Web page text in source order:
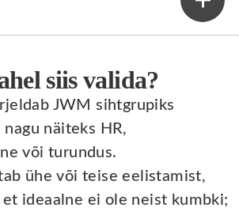
siis valida?
JWM sihtgrupiks
näiteks HR,
või turundus.
ühe või teise eelistamist,
ideaalne ei ole neist kumbki;